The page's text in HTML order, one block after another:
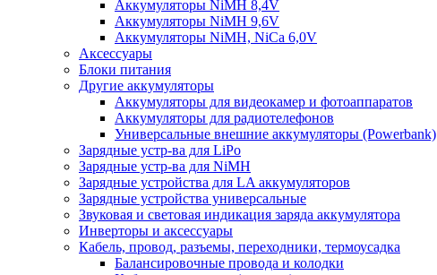
Аккумуляторы NiMH 8,4V
Аккумуляторы NiMH 9,6V
Аккумуляторы NiMH, NiCa 6,0V
Аксессуары
Блоки питания
Другие аккумуляторы
Аккумуляторы для видеокамер и фотоаппаратов
Аккумуляторы для радиотелефонов
Универсальные внешние аккумуляторы (Powerbank)
Зарядные устр-ва для LiPo
Зарядные устр-ва для NiMH
Зарядные устройства для LA аккумуляторов
Зарядные устройства универсальные
Звуковая и световая индикация заряда аккумулятора
Инверторы и аксессуары
Кабель, провод, разъемы, переходники, термоусадка
Балансировочные провода и колодки